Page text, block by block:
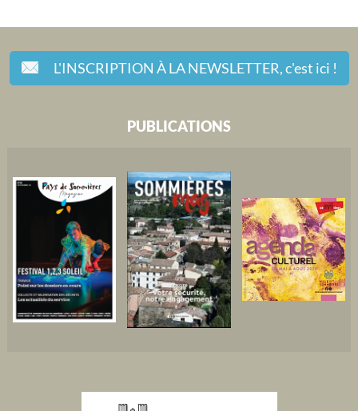
L'INSCRIPTION À LA NEWSLETTER,c'est ici !
PUBLICATIONS